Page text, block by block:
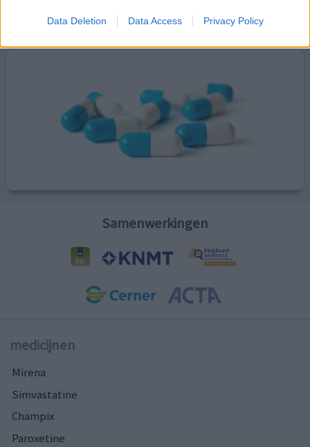
Data Deletion Data Access Privacy Policy
Samenwerkingen
medicijnen
Mirena
Simvastatine
Champix
Paroxetine